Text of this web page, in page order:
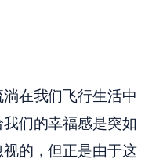
在我们飞行生活中
们的幸福感是突如
的，但正是由于这